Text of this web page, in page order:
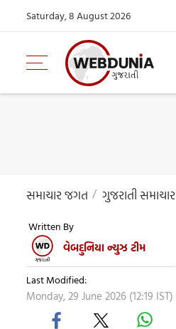
Saturday, 8 August 2026
સમાચાર જગત ગુજરાતી સમાચાર
Written By
વેબદુનિયા ન્યુઝ ટીમ
Last Modified:
Monday, 29 June 2026 (12:19 IST)